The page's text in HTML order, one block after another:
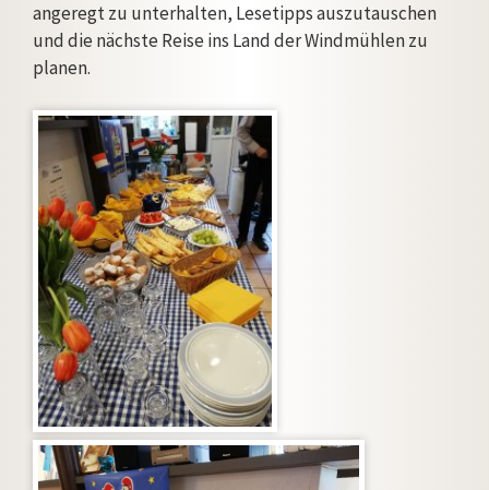
angeregt zu unterhalten, Lesetipps auszutauschen
und die nächste Reise ins Land der Windmühlen zu
planen.